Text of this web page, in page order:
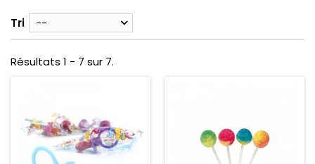
Tri --
Résultats 1 - 7 sur 7.